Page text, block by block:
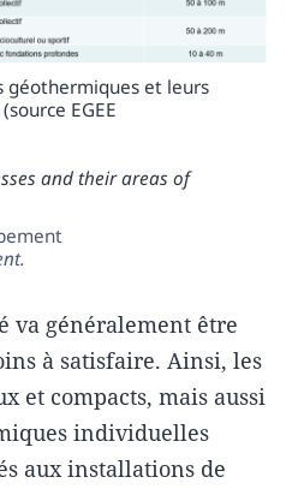
géothermiques et leurs
EGEE
and their areas of
va généralement être
à satisfaire. Ainsi, les
et compacts, mais aussi
individuelles
aux installations de